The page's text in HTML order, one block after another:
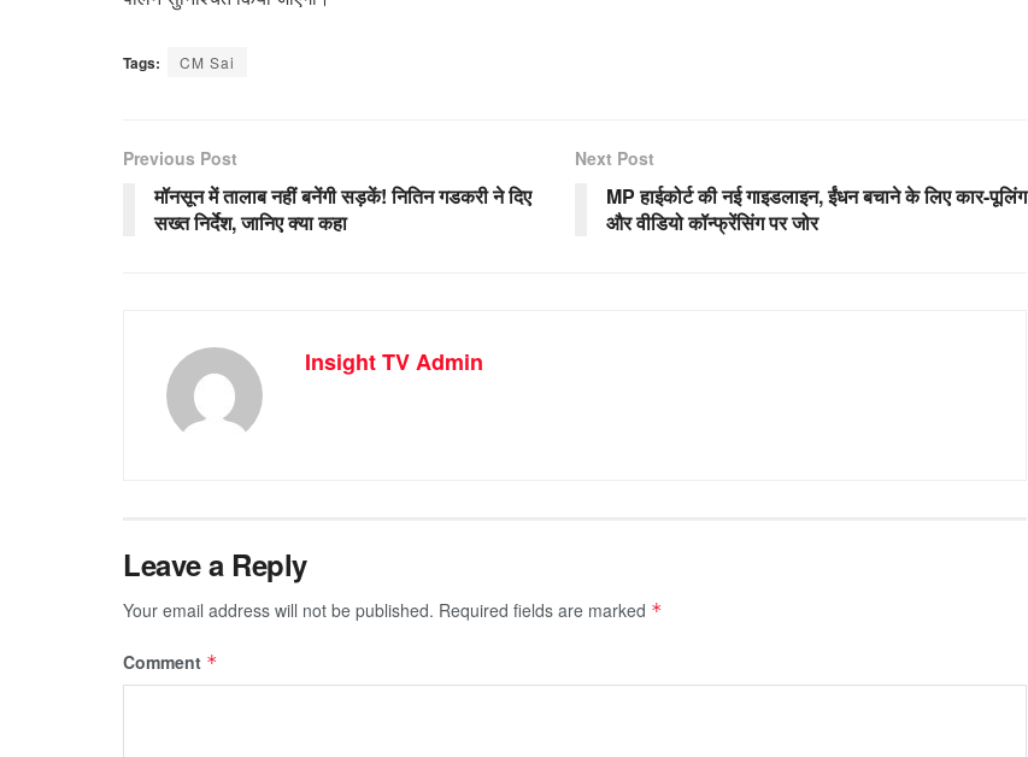
Tags: CM Sai
Previous Post
मॉनसून में तालाब नहीं बनेंगी सड़कें! नितिन गडकरी ने दिए
सख्त निर्देश, जानिए क्या कहा
Next Post
MP हाईकोर्ट की नई गाइडलाइन, ईंधन बचाने के लिए कार-पूलिंग
और वीडियो कॉन्फ्रेंसिंग पर जोर
Insight TV Admin
Leave a Reply
Your email address will not be published. Required fields are marked *
Comment *